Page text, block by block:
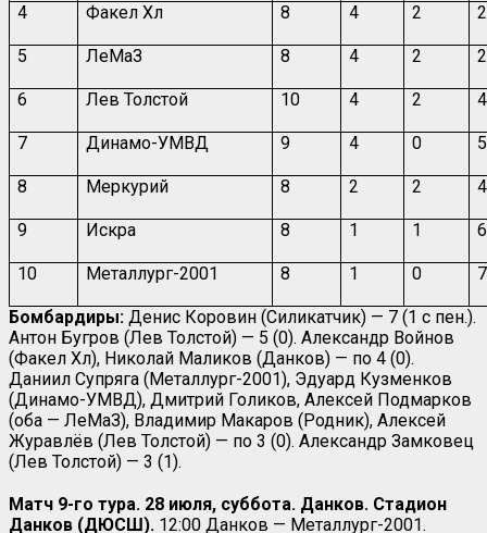
4 Факел Хл 8 4 2 2
5 ЛеМаЗ 8 4 2 2
6 Лев Толстой 10 4 2 4
7 Динамо-УМВД 9 4 0 5
8 Меркурий 8 2 2 4
9 Искра 8 1 1 6
10 Металлург-2001 8 1 0 7
Бомбардиры: Денис Коровин (Силикатчик) — 7 (1 с пен.).
Антон Бугров (Лев Толстой) — 5 (0). Александр Войнов
(Факел Хл), Николай Маликов (Данков) — по 4 (0).
Даниил Супряга (Металлург-2001), Эдуард Кузменков
(Динамо-УМВД), Дмитрий Голиков, Алексей Подмарков
(оба — ЛеМаЗ), Владимир Макаров (Родник), Алексей
Журавлёв (Лев Толстой) — по 3 (0). Александр Замковец
(Лев Толстой) — 3 (1).
Матч 9-го тура. 28 июля, суббота. Данков. Стадион
Данков (ДЮСШ). 12:00 Данков — Металлург-2001.